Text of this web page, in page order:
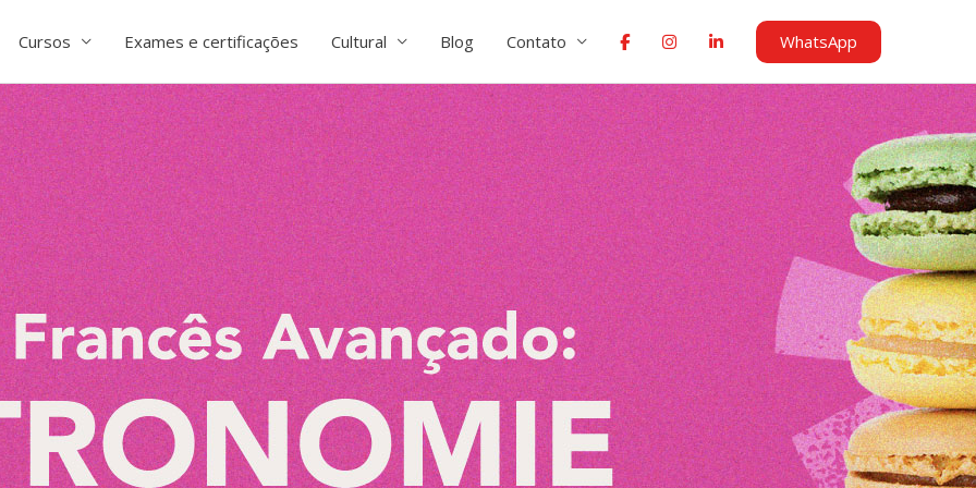
Cursos Exames e certificações Cultural Blog Contato WhatsApp